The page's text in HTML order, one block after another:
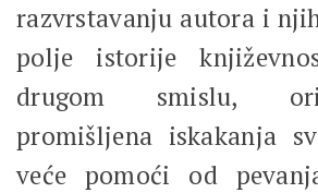
razvrstavanju autora i
polje istorije
drugom smislu,
promišljena iskakanja
veće pomoći od